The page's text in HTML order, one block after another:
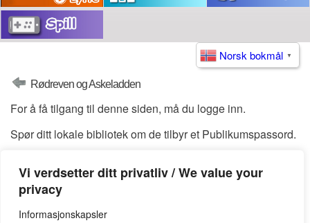
Vi verdsetter ditt privatliv / We value your
privacy
Informasjonskapsler
Norsk bokmål ▼
Rødreven og Askeladden
For å få tilgang til denne siden, må du logge inn.
Spør ditt lokale bibliotek om de tilbyr et Publikumspassord.
Publikumspassord: